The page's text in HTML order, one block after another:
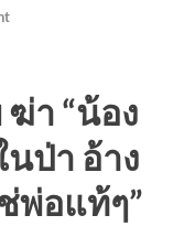
า “น้อง
นป่า อ้าง
พ่อแท้ๆ”